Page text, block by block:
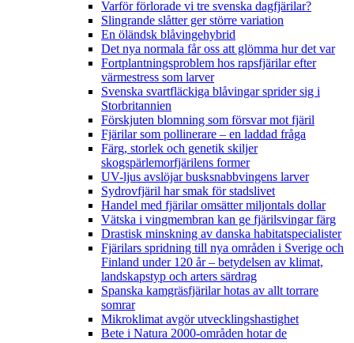
Varför förlorade vi tre svenska dagfjärilar?
Slingrande slåtter ger större variation
En öländsk blåvingehybrid
Det nya normala får oss att glömma hur det var
Fortplantningsproblem hos rapsfjärilar efter
värmestress som larver
Svenska svartfläckiga blåvingar sprider sig i
Storbritannien
Förskjuten blomning som försvar mot fjäril
Fjärilar som pollinerare – en laddad fråga
Färg, storlek och genetik skiljer
skogspärlemorfjärilens former
UV-ljus avslöjar busksnabbvingens larver
Sydrovfjäril har smak för stadslivet
Handel med fjärilar omsätter miljontals dollar
Vätska i vingmembran kan ge fjärilsvingar färg
Drastisk minskning av danska habitatspecialister
Fjärilars spridning till nya områden i Sverige och
Finland under 120 år– betydelsen av klimat,
landskapstyp och arters särdrag
Spanska kamgräsfjärilar hotas av allt torrare
somrar
Mikroklimat avgör utvecklingshastighet
Bete i Natura 2000-områden hotar de